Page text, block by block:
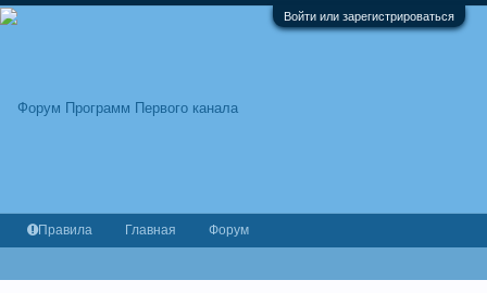
Войти или зарегистрироваться
Правила Главная Форум